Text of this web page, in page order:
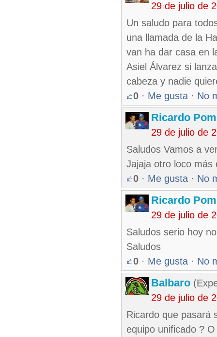
29 de julio de
Un saludo para
una llamada de la
van ha dar casa en
Asiel Álvarez si
cabeza y nadie
0 · Me gusta · No
Ricardo
29 de julio de
Saludos Vamos a
Jajaja otro loco más
0 · Me gusta · No
Ricardo
29 de julio de
Saludos serio hoy
Saludos
0 · Me gusta · No
Balbaro
29 de julio de
Ricardo que pasará
equipo unificado ?